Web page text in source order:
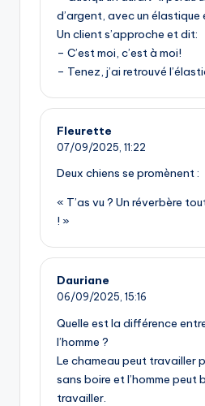
d’argent, avec un élastique
Un client s’approche et dit:
– C’est moi, c’est à moi!
– Tenez, j’ai retrouvé
Fleurette
07/09/2025, 11:22
Deux chiens se promènent :
« T’as vu ? Un réverbère
! »
Dauriane
06/09/2025, 15:16
Quelle est la différence
l’homme ?
Le chameau peut travailler
sans boire et l’homme peut
travailler.